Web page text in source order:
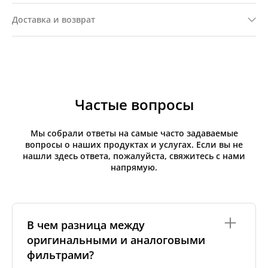
Доставка и возврат
Частые вопросы
Мы собрали ответы на самые часто задаваемые
вопросы о наших продуктах и услугах. Если вы не
нашли здесь ответа, пожалуйста, свяжитесь с нами
напрямую.
В чем разница между
оригинальными и аналоговыми
фильтрами?